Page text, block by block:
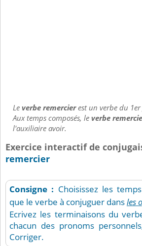
Leverbe remercierest un verbe du
Aux temps composés, leverbe
l'auxiliaire avoir.
Exercice interactif de
remercier
Consigne : Choisissez les
que le verbe à conjuguer dansles
Ecrivez les terminaisons du
chacun des pronoms
Corriger.